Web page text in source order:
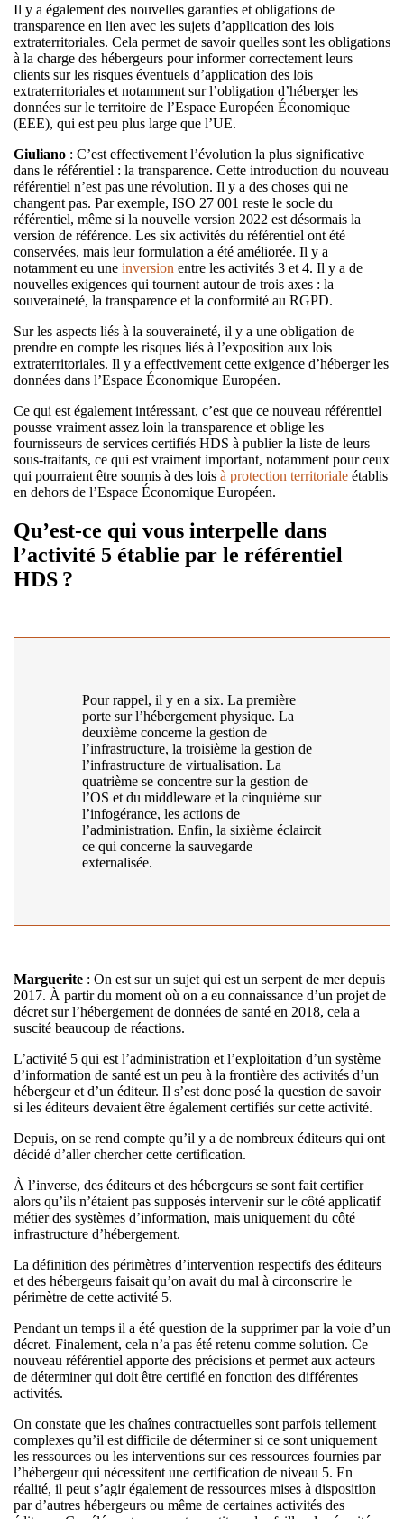
Il y a également des nouvelles garanties et obligations de
transparence en lien avec les sujets d’application des lois
extraterritoriales. Cela permet de savoir quelles sont les obligations
à la charge des hébergeurs pour informer correctement leurs
clients sur les risques éventuels d’application des lois
extraterritoriales et notamment sur l’obligation d’héberger les
données sur le territoire de l’Espace Européen Économique
(EEE), qui est peu plus large que l’UE.
Giuliano : C’est effectivement l’évolution la plus significative
dans le référentiel : la transparence. Cette introduction du nouveau
référentiel n’est pas une révolution. Il y a des choses qui ne
changent pas. Par exemple, ISO 27 001 reste le socle du
référentiel, même si la nouvelle version 2022 est désormais la
version de référence. Les six activités du référentiel ont été
conservées, mais leur formulation a été améliorée. Il y a
notamment eu une inversion entre les activités 3 et 4. Il y a de
nouvelles exigences qui tournent autour de trois axes : la
souveraineté, la transparence et la conformité au RGPD.
Sur les aspects liés à la souveraineté, il y a une obligation de
prendre en compte les risques liés à l’exposition aux lois
extraterritoriales. Il y a effectivement cette exigence d’héberger les
données dans l’Espace Économique Européen.
Ce qui est également intéressant, c’est que ce nouveau référentiel
pousse vraiment assez loin la transparence et oblige les
fournisseurs de services certifiés HDS à publier la liste de leurs
sous-traitants, ce qui est vraiment important, notamment pour ceux
qui pourraient être soumis à des lois à protection territoriale établis
en dehors de l’Espace Économique Européen.
Qu’est-ce qui vous interpelle dans
l’activité 5 établie par le référentiel
HDS ?
Pour rappel, il y en a six. La première
porte sur l’hébergement physique. La
deuxième concerne la gestion de
l’infrastructure, la troisième la gestion de
l’infrastructure de virtualisation. La
quatrième se concentre sur la gestion de
l’OS et du middleware et la cinquième sur
l’infogérance, les actions de
l’administration. Enfin, la sixième éclaircit
ce qui concerne la sauvegarde
externalisée.
Marguerite : On est sur un sujet qui est un serpent de mer depuis
2017. À partir du moment où on a eu connaissance d’un projet de
décret sur l’hébergement de données de santé en 2018, cela a
suscité beaucoup de réactions.
L’activité 5 qui est l’administration et l’exploitation d’un système
d’information de santé est un peu à la frontière des activités d’un
hébergeur et d’un éditeur. Il s’est donc posé la question de savoir
si les éditeurs devaient être également certifiés sur cette activité.
Depuis, on se rend compte qu’il y a de nombreux éditeurs qui ont
décidé d’aller chercher cette certification.
À l’inverse, des éditeurs et des hébergeurs se sont fait certifier
alors qu’ils n’étaient pas supposés intervenir sur le côté applicatif
métier des systèmes d’information, mais uniquement du côté
infrastructure d’hébergement.
La définition des périmètres d’intervention respectifs des éditeurs
et des hébergeurs faisait qu’on avait du mal à circonscrire le
périmètre de cette activité 5.
Pendant un temps il a été question de la supprimer par la voie d’un
décret. Finalement, cela n’a pas été retenu comme solution. Ce
nouveau référentiel apporte des précisions et permet aux acteurs
de déterminer qui doit être certifié en fonction des différentes
activités.
On constate que les chaînes contractuelles sont parfois tellement
complexes qu’il est difficile de déterminer si ce sont uniquement
les ressources ou les interventions sur ces ressources fournies par
l’hébergeur qui nécessitent une certification de niveau 5. En
réalité, il peut s’agir également de ressources mises à disposition
par d’autres hébergeurs ou même de certaines activités des